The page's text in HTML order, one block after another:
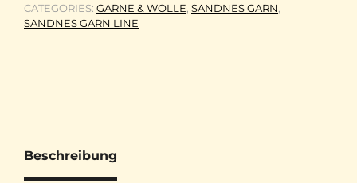
CATEGORIES: GARNE & WOLLE SANDNES GARN
SANDNES GARN LINE
Beschreibung